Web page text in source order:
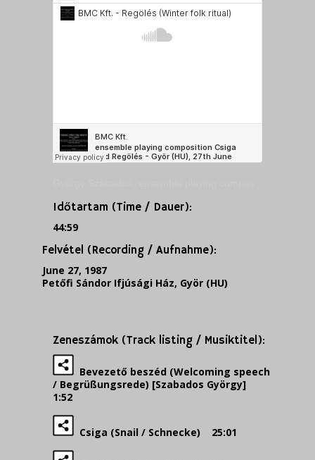
Időtartam (Time / Dauer):
44:59
Felvétel (Recording / Aufnahme):
June 27, 1987
Petőfi Sándor Ifjúsági Ház, Györ (HU)
Zeneszámok (Track listing / Musiktitel):
Bevezető beszéd (Welcoming speech
/ Begrüßungsrede) [Szabados György]
1:52
Csiga (Snail / Schnecke) 25:01